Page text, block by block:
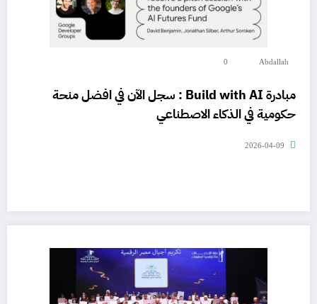
Abdallah
0
مبادرة Build with AI : سجل الآن في افضل منحة
حكومية في الذكاء الاصطناعي
2026-04-09